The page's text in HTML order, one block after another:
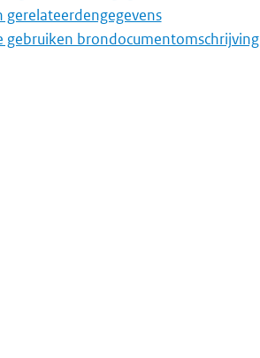
gerelateerdengegevens
gebruiken brondocumentomschrijving